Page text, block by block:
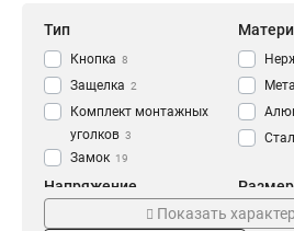
Тип
Кнопка 8
Защелка 2
Комплект монтажных
уголков 3
Замок 19
Напряжение Размер
Показать